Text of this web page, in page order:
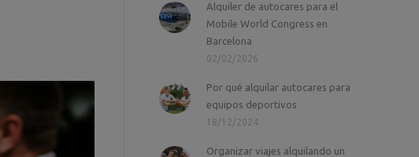
Alquiler de autocares para el
Mobile World Congress en
Barcelona
02/02/2026
Por qué alquilar autocares para
equipos deportivos
18/12/2024
Organizar viajes alquilando un